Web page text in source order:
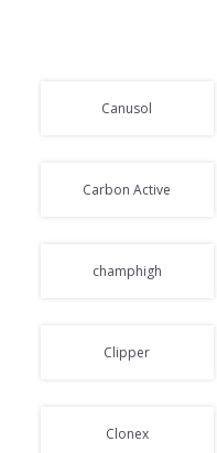
Canusol
Carbon Active
champhigh
Clipper
Clonex